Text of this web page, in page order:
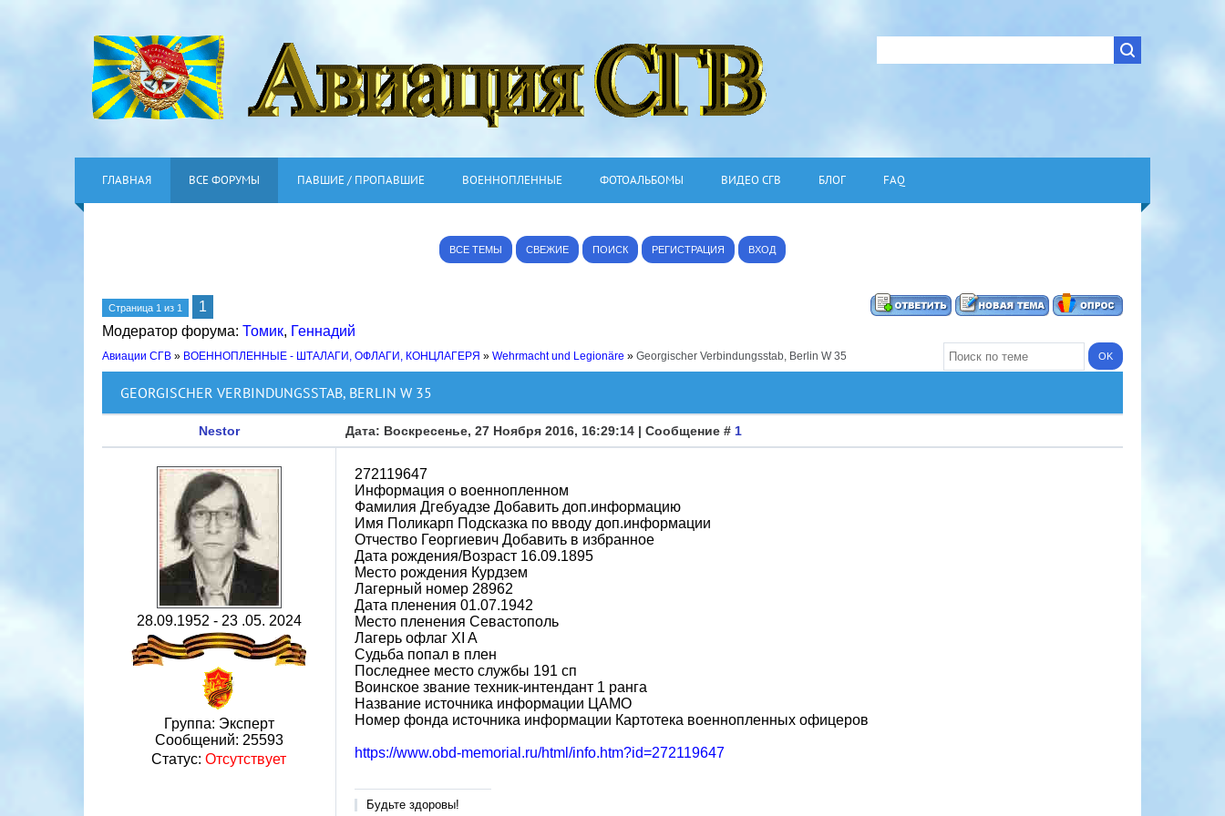
ГЛАВНАЯ ВСЕ ФОРУМЫ ПАВШИЕ / ПРОПАВШИЕ ВОЕННОПЛЕННЫЕ ФОТОАЛЬБОМЫ ВИДЕО СГВ БЛОГ FAQ
ВСЕ ТЕМЫ СВЕЖИЕ ПОИСК РЕГИСТРАЦИЯ ВХОД
Страница 1 из 1
1
Модератор форума: Томик, Геннадий
Авиации СГВ » ВОЕННОПЛЕННЫЕ - ШТАЛАГИ, ОФЛАГИ, КОНЦЛАГЕРЯ » Wehrmacht und Legionäre » Georgischer Verbindungsstab, Berlin W 35
GEORGISCHER VERBINDUNGSSTAB, BERLIN W 35
Nestor Дата: Воскресенье, 27 Ноября 2016, 16:29:14 | Сообщение # 1
28.09.1952 - 23 .05. 2024
Группа: Эксперт
Сообщений: 25593
Статус: Отсутствует
272119647
Информация о военнопленном
Фамилия Дгебуадзе Добавить доп.информацию
Имя Поликарп Подсказка по вводу доп.информации
Отчество Георгиевич Добавить в избранное
Дата рождения/Возраст 16.09.1895
Место рождения Курдзем
Лагерный номер 28962
Дата пленения 01.07.1942
Место пленения Севастополь
Лагерь офлаг XI A
Судьба попал в плен
Последнее место службы 191 сп
Воинское звание техник-интендант 1 ранга
Название источника информации ЦАМО
Номер фонда источника информации Картотека военнопленных офицеров
https://www.obd-memorial.ru/html/info.htm?id=272119647
Будьте здоровы!